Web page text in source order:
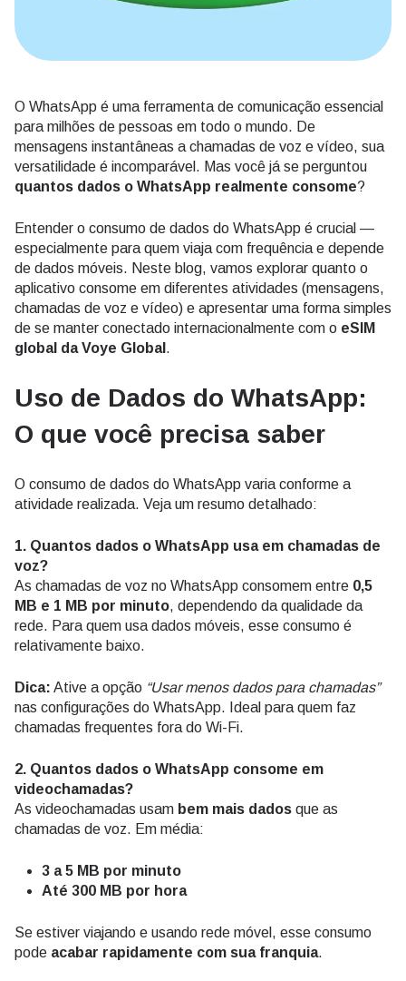
O WhatsApp é uma ferramenta de comunicação essencial
para milhões de pessoas em todo o mundo. De
mensagens instantâneas a chamadas de voz e vídeo, sua
versatilidade é incomparável. Mas você já se perguntou
quantos dados o WhatsApp realmente consome?
Entender o consumo de dados do WhatsApp é crucial —
especialmente para quem viaja com frequência e depende
de dados móveis. Neste blog, vamos explorar quanto o
aplicativo consome em diferentes atividades (mensagens,
chamadas de voz e vídeo) e apresentar uma forma simples
de se manter conectado internacionalmente com o eSIM
global da Voye Global .
Uso de Dados do WhatsApp:
O que você precisa saber
O consumo de dados do WhatsApp varia conforme a
atividade realizada. Veja um resumo detalhado:
1. Quantos dados o WhatsApp usa em chamadas de
voz?
As chamadas de voz no WhatsApp consomem entre 0,5
MB e 1 MB por minuto, dependendo da qualidade da
rede. Para quem usa dados móveis, esse consumo é
relativamente baixo.
Dica: Ative a opção “Usar menos dados para chamadas”
nas configurações do WhatsApp. Ideal para quem faz
chamadas frequentes fora do Wi-Fi.
2. Quantos dados o WhatsApp consome em
videochamadas?
As videochamadas usam bem mais dados que as
chamadas de voz. Em média:
3 a 5 MB por minuto
Até 300 MB por hora
Se estiver viajando e usando rede móvel, esse consumo
pode acabar rapidamente com sua franquia.